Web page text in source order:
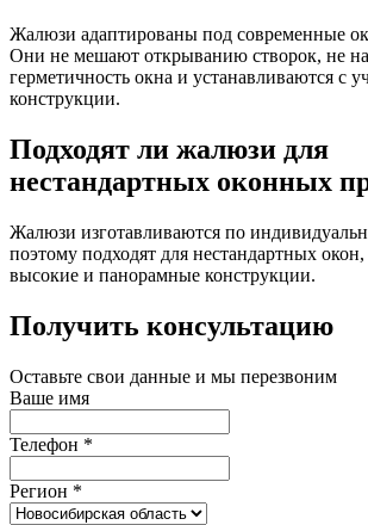
Жалюзи адаптированы под современные
Они не мешают открыванию створок, не
герметичность окна и устанавливаются с
конструкции.
Подходят ли жалюзи для
нестандартных оконных
Жалюзи изготавливаются по
поэтому подходят для нестандартных
высокие и панорамные конструкции.
Получить консультацию
Оставьте свои данные и мы перезвоним
Ваше имя
Телефон *
Регион *